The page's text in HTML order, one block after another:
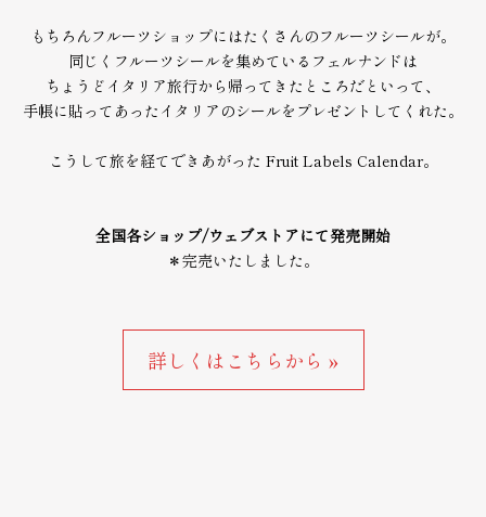
もちろんフルーツショップにはたくさんのフルーツシールが。
同じくフルーツシールを集めているフェルナンドは
ちょうどイタリア旅行から帰ってきたところだといって、
手帳に貼ってあったイタリアのシールをプレゼントしてくれた。
こうして旅を経てできあがった Fruit Labels Calendar。
全国各ショップ/ウェブストアにて発売開始
＊完売いたしました。
詳しくはこちらから »